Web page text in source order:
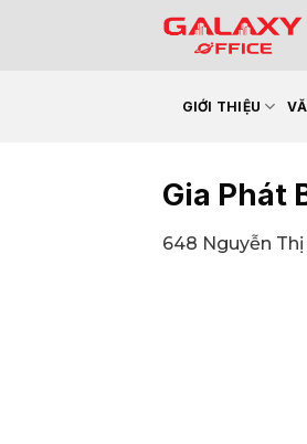
GIỚI THIỆU
Gia Phát
648 Nguyễn